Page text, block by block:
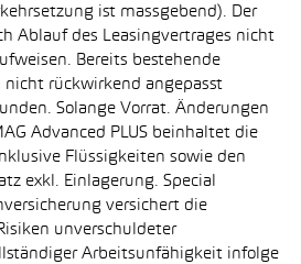
ist massgebend). Der
Ablauf des Leasingvertrages nicht
Bereits bestehende
nicht rückwirkend angepasst
Solange Vorrat. Änderungen
Advanced PLUS beinhaltet die
Flüssigkeiten sowie den
exkl. Einlagerung. Special
versichert die
unverschuldeter
Arbeitsunfähigkeit infolge